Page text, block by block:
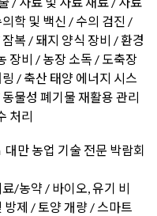
학 및 백신 / 수의 검진 /
복 / 돼지 양식 장비 / 환경
장비 / 농장 소독 / 도축장
/ 축산 태양 에너지 시스
물성 폐기물 재활용 관리
처리
만 농업 기술 전문 박람회
/농약 / 바이오, 유기 비
제 / 토양 개량 / 스마트